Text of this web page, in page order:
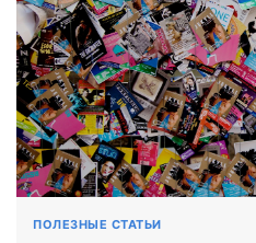
ПОЛЕЗНЫЕ СТАТЬИ